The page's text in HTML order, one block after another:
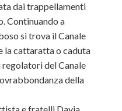
dai trappellamenti
Continuando a
si trova il Canale
la cattaratta o caduta
regolatori del Canale
della